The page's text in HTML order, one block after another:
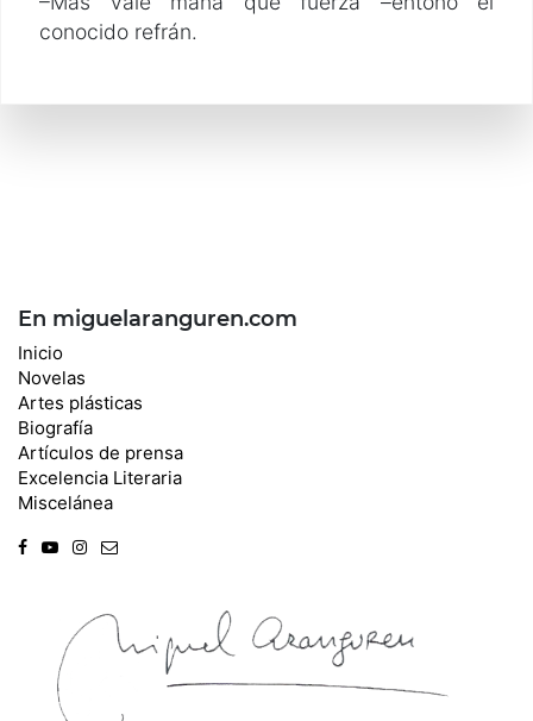
conocido refrán.
En miguelaranguren.com
Inicio
Novelas
Artes plásticas
Biografía
Artículos de prensa
Excelencia Literaria
Miscelánea